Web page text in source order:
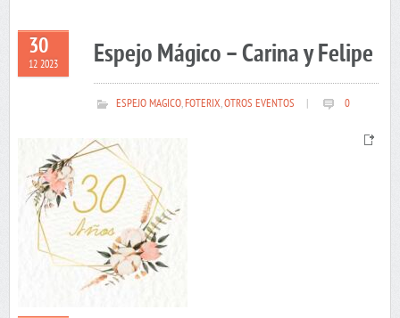
30
12 2023 Espejo Mágico – Carina y Felipe
ESPEJO MAGICO,FOTERIX,OTROS EVENTOS 0